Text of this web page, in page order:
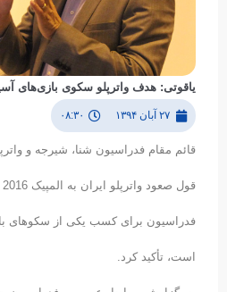
یاقوتی: هدف واترپلو سکوی بازی‌های آسیایی
۲۷ آبان ۱۳۹۴ ۰۸:۳۰
قائم مقام فدراسیون شنا، شیرجه و
است، تأکید کرد.